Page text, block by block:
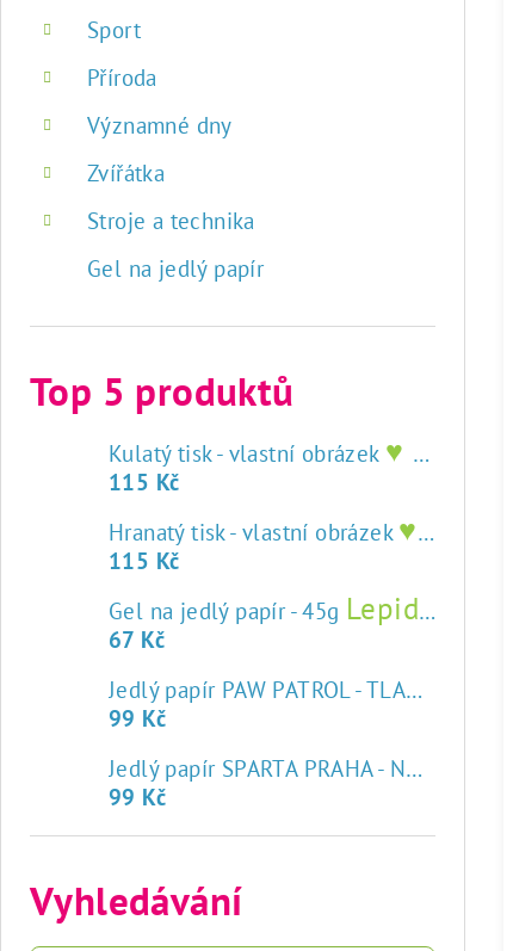
Sport
Příroda
Významné dny
Zvířátka
Stroje a technika
Gel na jedlý papír
Top 5 produktů
Kulatý tisk - vlastní obrázek ♥ tisk na jedlý papír
115 Kč
Hranatý tisk - vlastní obrázek ♥ tisk na jedlý papír
115 Kč
Gel na jedlý papír - 45g Lepidlo na jedlý papír
67 Kč
Jedlý papír PAW PATROL - TLAPKOVÁ PATROLA
99 Kč
Jedlý papír SPARTA PRAHA - NOVÝ ZNAK
99 Kč
Vyhledávání